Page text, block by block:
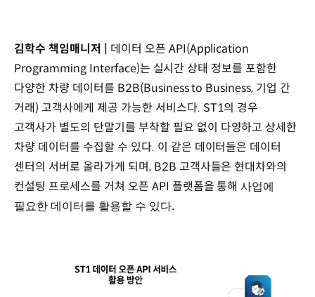
김학수 책임매니저 | 데이터 오픈 API(Application
Programming Interface)는 실시간 상태 정보를 포함한
다양한 차량 데이터를 B2B(Business to Business, 기업 간
거래) 고객사에게 제공 가능한 서비스다. ST1의 경우
고객사가 별도의 단말기를 부착할 필요 없이 다양하고 상세한
차량 데이터를 수집할 수 있다. 이 같은 데이터들은 데이터
센터의 서버로 올라가게 되며, B2B 고객사들은 현대차와의
컨설팅 프로세스를 거쳐 오픈 API 플랫폼을 통해사업에
필요한 데이터를 활용할 수 있다.